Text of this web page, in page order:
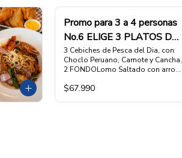
Promo para 3 a 4 personas
No.6 ELIGE 3 PLATOS DE
FONDO A TU ELECCION
3 Cebiches de Pesca del Dia, con
Choclo Peruano, Camote y Cancha,
2 FONDOLomo Saltado con arroz
FONDO Picante de Camarones con
$67.990